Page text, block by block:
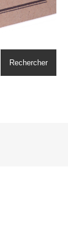
Rechercher